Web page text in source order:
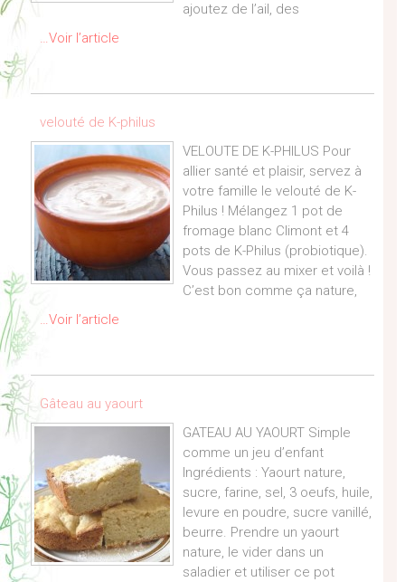
ajoutez de l’ail, des
…Voir l’article
velouté de K-philus
VELOUTE DE K-PHILUS Pour
allier santé et plaisir, servez à
votre famille le velouté de K-
Philus ! Mélangez 1 pot de
fromage blanc Climont et 4
pots de K-Philus (probiotique).
Vous passez au mixer et voilà !
C’est bon comme ça nature,
…Voir l’article
Gâteau au yaourt
GATEAU AU YAOURT Simple
comme un jeu d’enfant
Ingrédients : Yaourt nature,
sucre, farine, sel, 3 oeufs, huile,
levure en poudre, sucre vanillé,
beurre. Prendre un yaourt
nature, le vider dans un
saladier et utiliser ce pot